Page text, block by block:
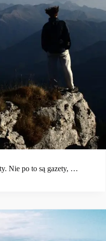
Nie po to są gazety, …